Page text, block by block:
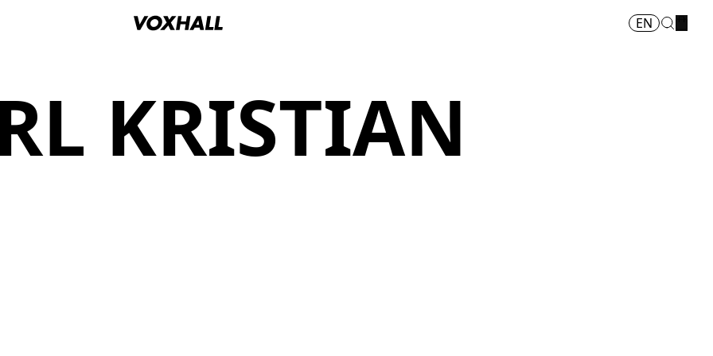
EN
KRISTIAN